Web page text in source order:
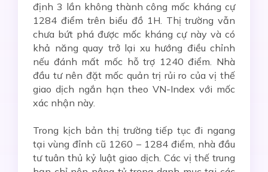
định 3 lần không thành công mốc kháng cự
1284 điểm trên biểu đồ 1H. Thị trường vẫn
chưa bứt phá được mốc kháng cự này và có
khả năng quay trở lại xu hướng điều chỉnh
nếu đánh mất mốc hỗ trợ 1240 điểm. Nhà
đầu tư nên đặt mốc quản trị rủi ro của vị thế
giao dịch ngắn hạn theo VN-Index với mốc
xác nhận này.
Trong kịch bản thị trường tiếp tục đi ngang
tại vùng đỉnh cũ 1260 – 1284 điểm, nhà đầu
tư tuân thủ kỷ luật giao dịch. Các vị thế trung